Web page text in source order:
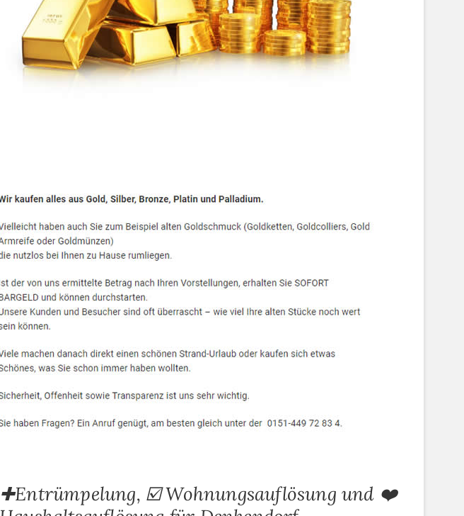
✚Entrümpelung, ☑️ Wohnungsauflösung und ❤️